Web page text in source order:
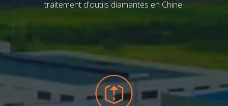
traitement d'outils diamantés en Chine.